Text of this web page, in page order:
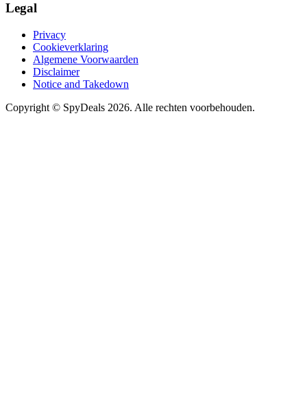
Legal
Privacy
Cookieverklaring
Algemene Voorwaarden
Disclaimer
Notice and Takedown
Copyright © SpyDeals 2026. Alle rechten voorbehouden.